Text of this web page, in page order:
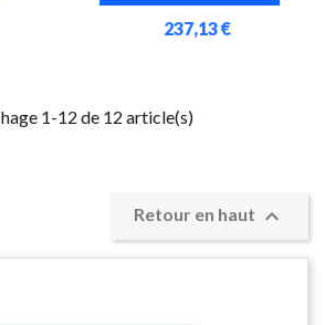
237,13 €
1-12 de 12 article(s)
Retour en haut 